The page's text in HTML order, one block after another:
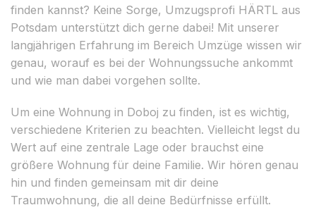
finden kannst? Keine Sorge, Umzugsprofi HÄRTL aus
Potsdam unterstützt dich gerne dabei! Mit unserer
langjährigen Erfahrung im Bereich Umzüge wissen wir
genau, worauf es bei der Wohnungssuche ankommt
und wie man dabei vorgehen sollte.
Um eine Wohnung in Doboj zu finden, ist es wichtig,
verschiedene Kriterien zu beachten. Vielleicht legst du
Wert auf eine zentrale Lage oder brauchst eine
größere Wohnung für deine Familie. Wir hören genau
hin und finden gemeinsam mit dir deine
Traumwohnung, die all deine Bedürfnisse erfüllt.